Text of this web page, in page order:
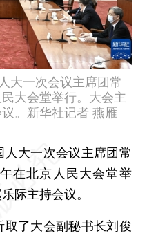
大一次会议主席团常
大会堂举行。大会主
。新华社记者 燕雁
人大一次会议主席团常
在北京人民大会堂举
际主持会议。
了大会副秘书长刘俊